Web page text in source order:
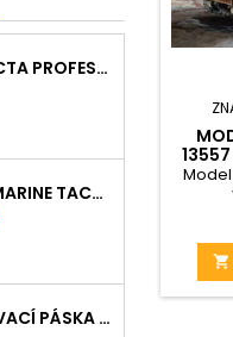
CONTACTA PROFESSIONAL MINI 39608 - 12,5G
SPACE MARINE TACTICAL SQUAD
MASKOVACÍ PÁSKA 39695 - 10MM
13557
